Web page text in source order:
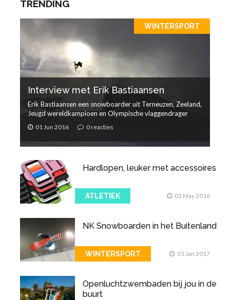
TRENDING
WINTERSPORT
Interview met Erik Bastiaansen
Erik Bastiaansen een snowboarder uit Terneuzen, Zeeland,
Jeugd wereldkampioen en Olympische vlaggendrager
01 Jun 2016 0 reacties
Hardlopen, leuker met accessoires
ATLETIEK 03 May 2016
NK Snowboarden in het Buitenland
WINTERSPORT 01 Jan 2017
Openluchtzwembaden bij jou in de
buurt